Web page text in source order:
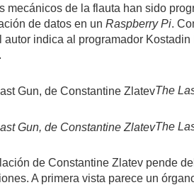
mecánicos de la flauta han sido
de datos en unRaspberry Pi.
autor indica al programador
The
The
de Constantine Zlatev pende
A primera vista parece un